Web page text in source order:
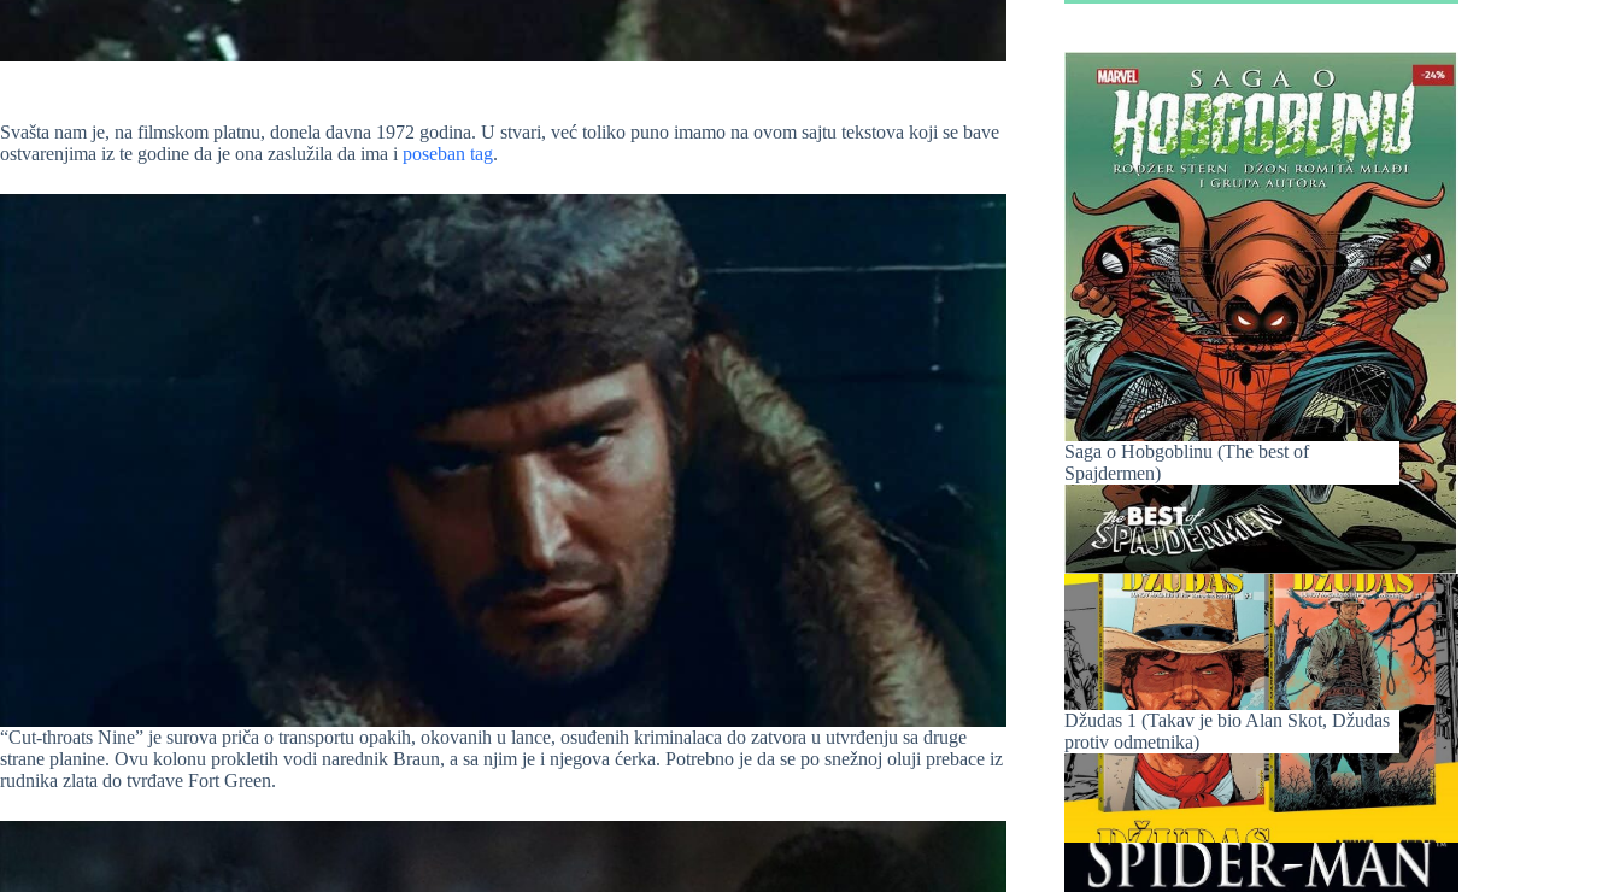
Svašta nam je, na filmskom platnu, donela davna 1972 godina. U stvari, već toliko puno imamo na ovom sajtu tekstova koji se bave
ostvarenjima iz te godine da je ona zaslužila da ima i poseban tag.
“Cut-throats Nine” je surova priča o transportu opakih, okovanih u lance, osuđenih kriminalaca do zatvora u utvrđenju sa druge
strane planine. Ovu kolonu prokletih vodi narednik Braun, a sa njim je i njegova ćerka. Potrebno je da se po snežnoj oluji prebace iz
rudnika zlata do tvrđave Fort Green.
Saga o Hobgoblinu (The best of
Spajdermen)
Džudas 1 (Takav je bio Alan Skot, Džudas
protiv odmetnika)